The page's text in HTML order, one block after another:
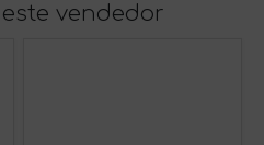
vendedor